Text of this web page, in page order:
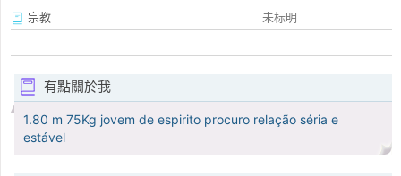
宗教
未标明
有點關於我
1.80 m 75Kg jovem de espirito procuro relação séria e
estável